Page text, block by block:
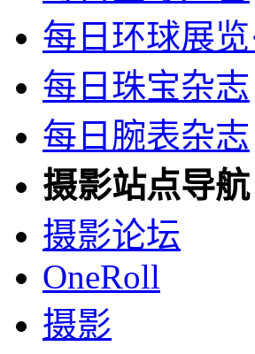
每日环球展览
每日珠宝杂志
每日腕表杂志
摄影站点导航
摄影论坛
OneRoll
摄影